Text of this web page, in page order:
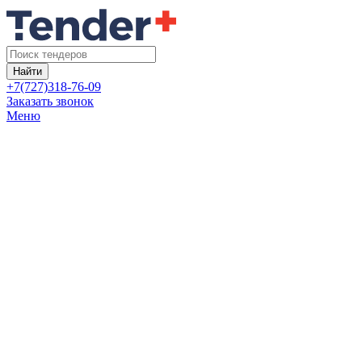
Найти
+7(727)318-76-09
Заказать звонок
Меню